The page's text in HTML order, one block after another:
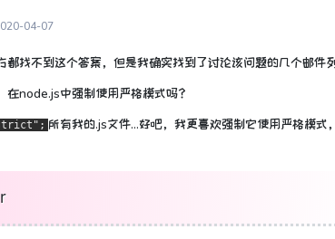
04-07
都找不到这个答案，但是我确实找到了讨论该问题的几个邮件
在node.js中强制使用严格模式吗？
所有我的.js文件...好吧，我更喜欢强制它使用严格模式